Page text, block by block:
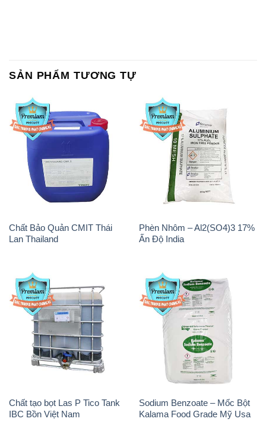
SẢN PHẨM TƯƠNG TỰ
Chất Bảo Quản CMIT Thái
Lan Thailand
Phèn Nhôm – Al2(SO4)3 17%
Ấn Độ India
Chất tạo bọt Las P Tico Tank
IBC Bồn Việt Nam
Sodium Benzoate – Mốc Bột
Kalama Food Grade Mỹ Usa